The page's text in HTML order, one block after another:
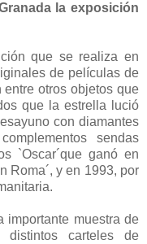
la exposición
que se realiza en
de películas de
entre otros objetos que
que la estrella lució
con diamantes
sendas
`Oscar´que ganó en
Roma´, y en 1993, por
importante muestra de
distintos carteles de